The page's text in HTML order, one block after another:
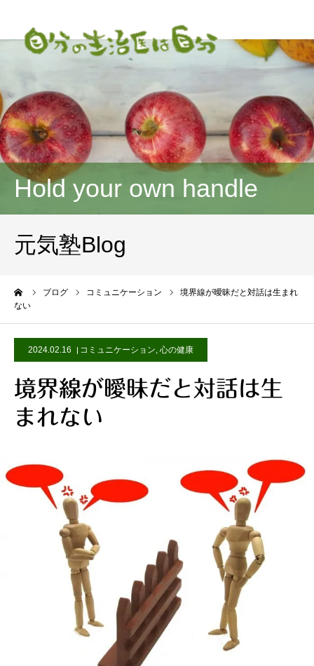
Hold your own handle
元気塾Blog
ブログ コミュニケーション
境界線が曖昧だと対話は生まれ
ない
2024.02.16 コミュニケーション, 心の健康
境界線が曖昧だと対話は生
まれない